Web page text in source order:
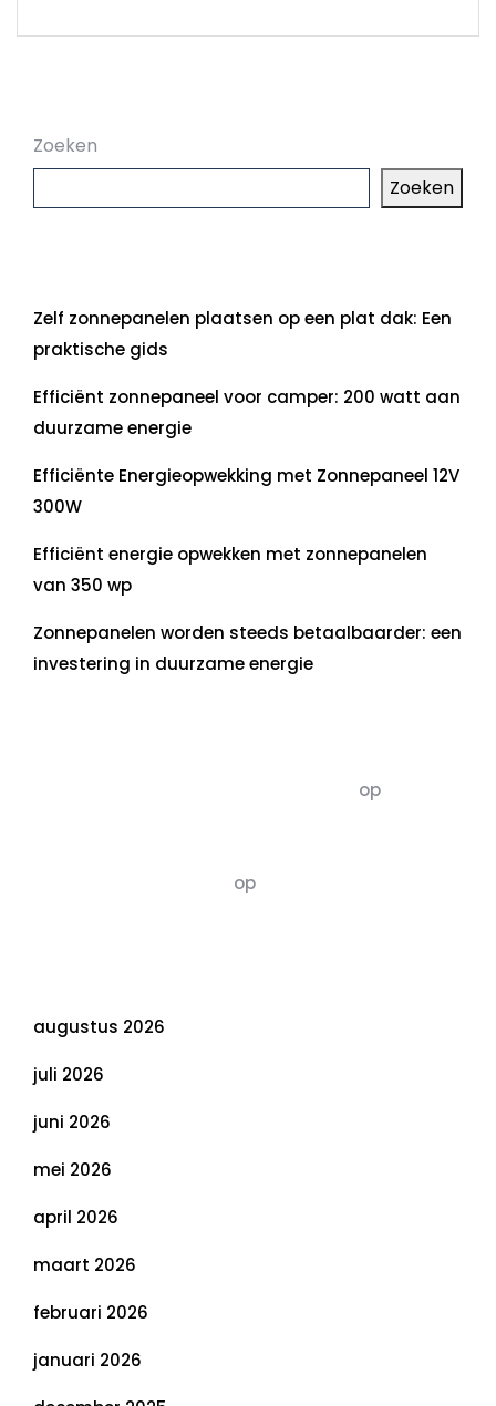
Zoeken
Zoeken
Zelf zonnepanelen plaatsen op een plat dak: Een
praktische gids
Efficiënt zonnepaneel voor camper: 200 watt aan
duurzame energie
Efficiënte Energieopwekking met Zonnepaneel 12V
300W
Efficiënt energie opwekken met zonnepanelen
van 350 wp
Zonnepanelen worden steeds betaalbaarder: een
investering in duurzame energie
op
op
augustus 2026
juli 2026
juni 2026
mei 2026
april 2026
maart 2026
februari 2026
januari 2026